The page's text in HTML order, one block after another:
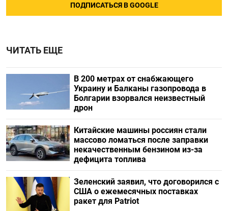
ПОДПИСАТЬСЯ В GOOGLE
ЧИТАТЬ ЕЩЕ
В 200 метрах от снабжающего
Украину и Балканы газопровода в
Болгарии взорвался неизвестный
дрон
Китайские машины россиян стали
массово ломаться после заправки
некачественным бензином из-за
дефицита топлива
Зеленский заявил, что договорился с
США о ежемесячных поставках
ракет для Patriot